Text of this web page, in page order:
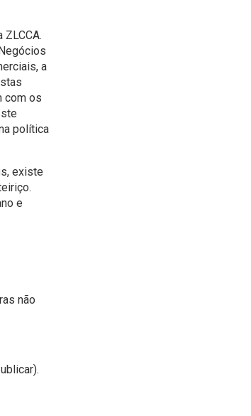
a
com os
política
existe
e
não